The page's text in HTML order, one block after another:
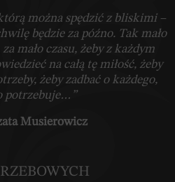
można spędzić z bliskimi –
będzie za późno. Tak mało
za mało czasu, żeby z każdym
na całą tę miłość, żeby
żeby zadbać o każdego,
potrzebuje…”
Musierowicz